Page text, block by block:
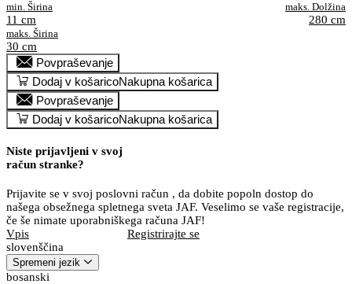
min. Širina
11 cm
maks. Dolžina
280 cm
maks. Širina
30 cm
Povpraševanje
Dodaj v košaricoNakupna košarica
Povpraševanje
Dodaj v košaricoNakupna košarica
Niste prijavljeni v svoj
račun stranke?
Prijavite se v svoj poslovni račun , da dobite popoln dostop do
našega obsežnega spletnega sveta JAF. Veselimo se vaše registracije,
če še nimate uporabniškega računa JAF!
Vpis
Registrirajte se
slovenščina
Spremeni jezik
bosanski